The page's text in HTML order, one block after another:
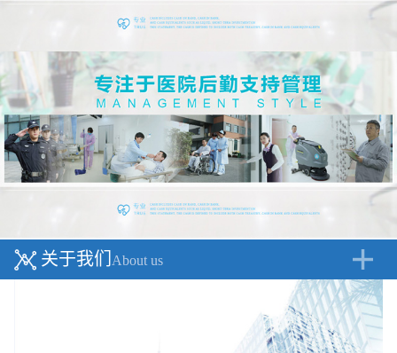
关于我们 About us